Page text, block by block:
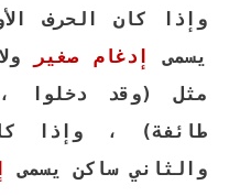
وإذا كان الحرف
يسمى
إدغام صغير
مثل (وقد دخلوا
طائفة) ، وإذا
والثاني ساكن يسمى